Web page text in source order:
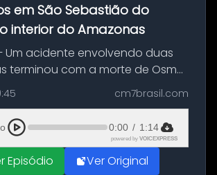
em São Sebastião do
interior do Amazonas
Um acidente envolvendo duas
terminou com a morte de Osmar
Souza, de 38 anos, no município
do Uatumã, no interior do
colisão ocorreu n...
cm7brasil.com
0:00 / 1:14
powered by VOICEXPRESS
Episódio Ver Original